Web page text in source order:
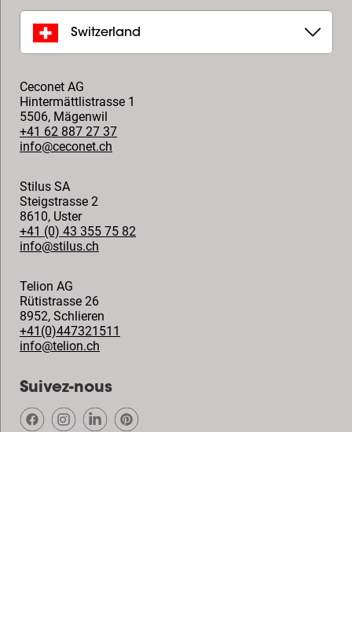
Switzerland
Ceconet AG
Hintermättlistrasse 1
5506, Mägenwil
+41 62 887 27 37
info@ceconet.ch
Stilus SA
Steigstrasse 2
8610, Uster
+41 (0) 43 355 75 82
info@stilus.ch
Telion AG
Rütistrasse 26
8952, Schlieren
+41(0)447321511
info@telion.ch
Suivez-nous